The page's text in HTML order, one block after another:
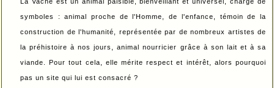
symboles : animal proche de l'Homme, de l'enfance, témoin de la
construction de l'humanité, représentée par de nombreux artistes de
la préhistoire à nos jours, animal nourricier grâce à son lait et à sa
viande. Pour tout cela, elle mérite respect et intérêt, alors pourquoi
pas un site qui lui est consacré ?